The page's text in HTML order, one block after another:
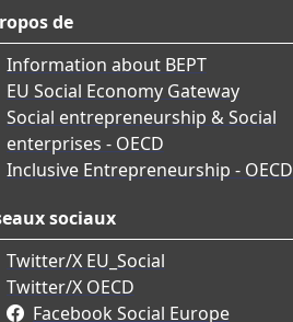
de
Information about BEPT
EU Social Economy Gateway
Social entrepreneurship & Social
enterprises - OECD
Inclusive Entrepreneurship - OECD
sociaux
Twitter/X EU_Social
Twitter/X OECD
Facebook Social Europe